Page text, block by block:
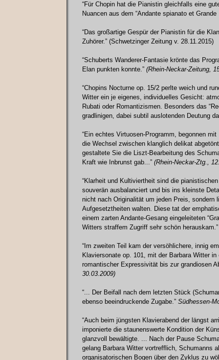
“Für Chopin hat die Pianistin gleichfalls eine
Nuancen aus dem “Andante spianato et
“Das großartige Gespür der Pianistin für die
Zuhörer.” (Schwetzinger Zeitung v. 28.11.2015)
“Schuberts Wanderer-Fantasie krönte das
Elan punkten konnte.” (Rhein-Neckar-Zeitung,
“Chopins Nocturne op. 15/2 perlte weich und
Witter ein je eigenes, individuelles Gesicht:
Rubati oder Romantizismen. Besonders das
gradlinigen, dabei subtil auslotenden Deutung
“Ein echtes Virtuosen-Programm, begonnen
die Wechsel zwischen klanglich delikat
gestaltete Sie die Liszt-Bearbeitung des
Kraft wie Inbrunst gab...” (Rhein-Neckar-Ztg.,
“Klarheit und Kultiviertheit sind die
souverän ausbalanciert und bis ins kleinste
nicht nach Originalität um jeden Preis, sondern
Aufgesetztheiten walten. Diese tat der
einem zarten Andante-Gesang eingeleiteten
Witters straffem Zugriff sehr schön
“Im zweiten Teil kam der versöhlichere, innig
Klaviersonate op. 101, mit der Barbara Witter
romantischer Expressivität bis zur grandiosen
30.03.2009)
“... Der Beifall nach dem letzten Stück
ebenso beeindruckende Zugabe.” Südhessen-
“Auch beim jüngsten Klavierabend der längst
imponierte die staunenswerte Kondition der
glanzvoll bewältigte. ... Nach der Pause
gelang Barbara Witter vortrefflich, Schumanns
organisatorischen Bogen über den Zyklus zu